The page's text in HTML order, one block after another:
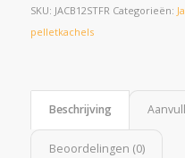
SKU: JACB12STFR Categorieën:
pelletkachels
Beschrijving
Beoordelingen (0)